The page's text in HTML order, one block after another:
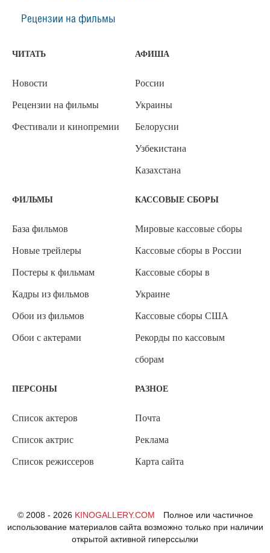
Рецензии на фильмы
ЧИТАТЬ
Новости
Рецензии на фильмы
Фестивали и кинопремии
АФИША
России
Украины
Белорусии
Узбекистана
Казахстана
ФИЛЬМЫ
База фильмов
Новые трейлеры
Постеры к фильмам
Кадры из фильмов
Обои из фильмов
Обои с актерами
КАССОВЫЕ СБОРЫ
Мировые кассовые сборы
Кассовые сборы в России
Кассовые сборы в
Украине
Кассовые сборы США
Рекорды по кассовым
сборам
ПЕРСОНЫ
Список актеров
Список актрис
Список режиссеров
РАЗНОЕ
Почта
Реклама
Карта сайта
© 2008 - 2026 KINOGALLERY.COM
Полное или частичное
использование материалов сайта возможно только при наличии
открытой активной гиперссылки